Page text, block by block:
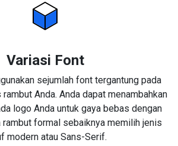
Variasi Font
sejumlah font tergantung pada
Anda. Anda dapat menambahkan
logo Anda untuk gaya bebas dengan
formal sebaiknya memilih jenis
modern atau Sans-Serif.